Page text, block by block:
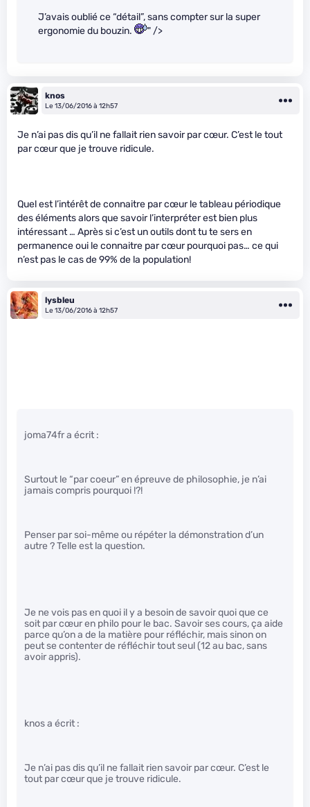
J’avais oublié ce “détail”, sans compter sur la super
ergonomie du bouzin.
" />
knos
Le 13/06/2016 à 12h57
Je n’ai pas dis qu’il ne fallait rien savoir par cœur. C’est le tout
par cœur que je trouve ridicule.
Quel est l’intérêt de connaitre par cœur le tableau périodique
des éléments alors que savoir l’interpréter est bien plus
intéressant … Après si c’est un outils dont tu te sers en
permanence oui le connaitre par cœur pourquoi pas… ce qui
n’est pas le cas de 99% de la population!
lysbleu
Le 13/06/2016 à 12h57
joma74fr a écrit :
Surtout le “par coeur” en épreuve de philosophie, je n’ai
jamais compris pourquoi !?!
Penser par soi-même ou répéter la démonstration d’un
autre ? Telle est la question.
Je ne vois pas en quoi il y a besoin de savoir quoi que ce
soit par cœur en philo pour le bac. Savoir ses cours, ça aide
parce qu’on a de la matière pour réfléchir, mais sinon on
peut se contenter de réfléchir tout seul (12 au bac, sans
avoir appris).
knos a écrit :
Je n’ai pas dis qu’il ne fallait rien savoir par cœur. C’est le
tout par cœur que je trouve ridicule.